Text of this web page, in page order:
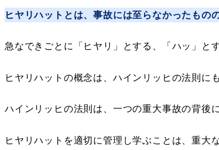
ヒヤリハットとは、事故には至らなかったもの
急なできごとに「ヒヤリ」とする、「ハッ」と
ヒヤリハットの概念は、ハインリッヒの法則に
ハインリッヒの法則は、一つの重大事故の背後
ヒヤリハットを適切に管理し学ぶことは、重大